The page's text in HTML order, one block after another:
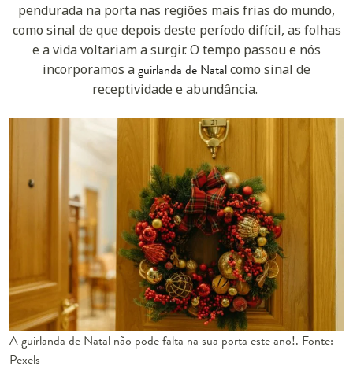
pendurada na porta nas regiões mais frias do mundo,
como sinal de que depois deste período difícil, as folhas
e a vida voltariam a surgir. O tempo passou e nós
incorporamos aguirlanda de Natalcomo sinal de
receptividade e abundância.
A guirlanda de Natal não pode falta na sua porta este ano!. Fonte:
Pexels